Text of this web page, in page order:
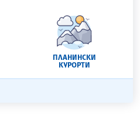
ПЛАНИНСКИ
КУРОРТИ